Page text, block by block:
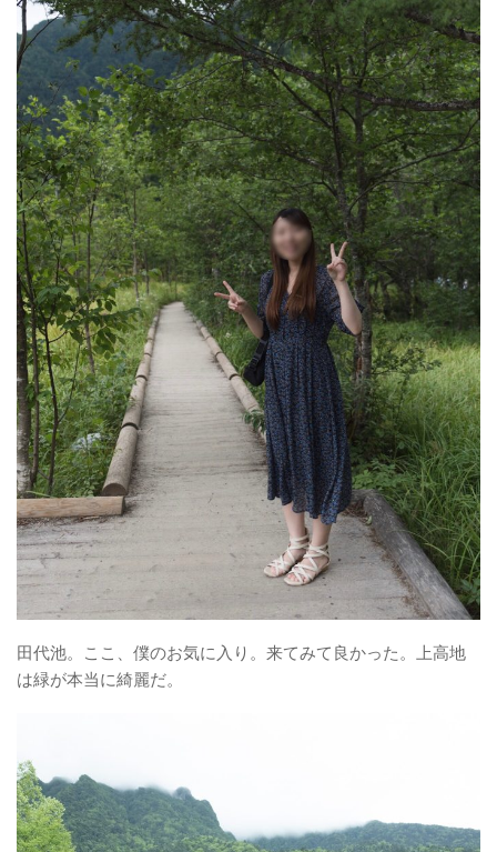
田代池。ここ、僕のお気に入り。来てみて良かった。上高地
は緑が本当に綺麗だ。